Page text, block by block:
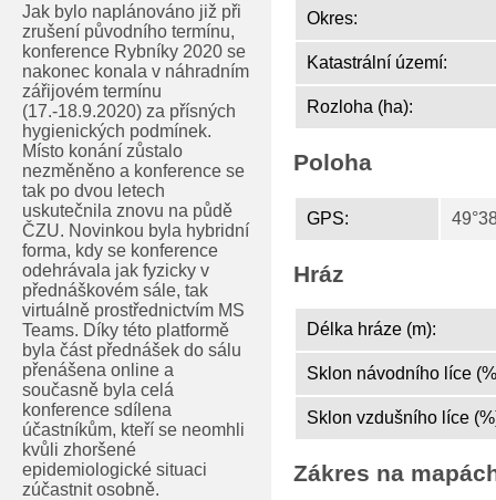
Jak bylo naplánováno již při
zrušení původního termínu,
konference Rybníky 2020 se
nakonec konala v náhradním
zářijovém termínu
(17.-18.9.2020) za přísných
hygienických podmínek.
Místo konání zůstalo
nezměněno a konference se
tak po dvou letech
uskutečnila znovu na půdě
ČZU. Novinkou byla hybridní
forma, kdy se konference
odehrávala jak fyzicky v
přednáškovém sále, tak
virtuálně prostřednictvím MS
Teams. Díky této platformě
byla část přednášek do sálu
přenášena online a
současně byla celá
konference sdílena
účastníkům, kteří se neomhli
kvůli zhoršené
epidemiologické situaci
zúčastnit osobně.
Okres:
Katastrální území:
Rozloha (ha):
Poloha
GPS:
Hráz
Délka hráze (m):
Sklon návodního líce
Sklon vzdušního líce
Zákres na